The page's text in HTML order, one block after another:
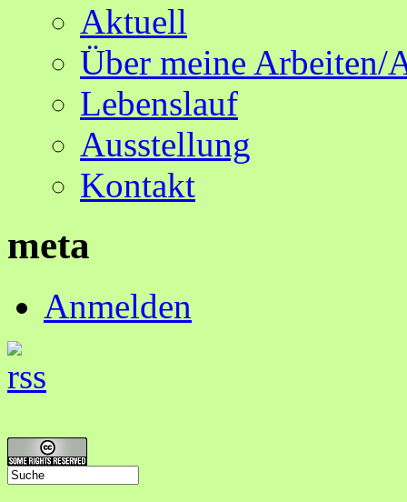
Aktuell
Über meine Arbeiten/
Lebenslauf
Ausstellung
Kontakt
meta
Anmelden